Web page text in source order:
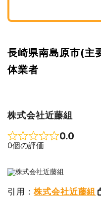
長崎県南島原市(主
体業者
株式会社近藤組
Rated 0 out of 5
0.0
0個の評価
引用：株式会社近藤組